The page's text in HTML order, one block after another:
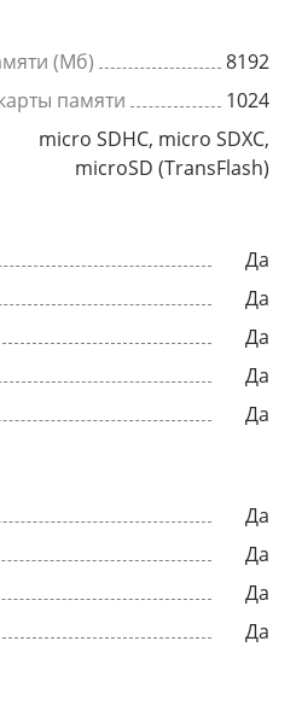
(Мб)
8192
памяти
1024
micro SDHC, micro SDXC,
microSD (TransFlash)
Да
Да
Да
Да
Да
Да
Да
Да
Да